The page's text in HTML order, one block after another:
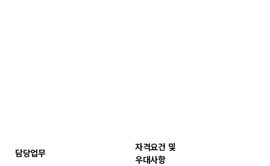
담당업무
자격요건 및
우대사항